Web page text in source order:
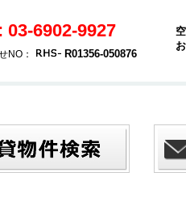
03-6902-9927
NO： R01356-050876